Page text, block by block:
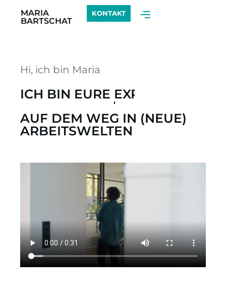
KONTAKT
MARIA
BARTSCHAT
Hi, ich bin Maria
ICH BIN EURE EXPERTIN
AUF DEM WEG IN (NEUE)
ARBEITSWELTEN